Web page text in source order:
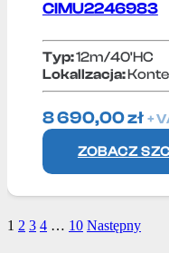
CIMU2246983
Typ:12m/40'HC
Lokallzacja:
8 690,00zł +
ZOBACZ
1 2 3 4 … 10 Następny